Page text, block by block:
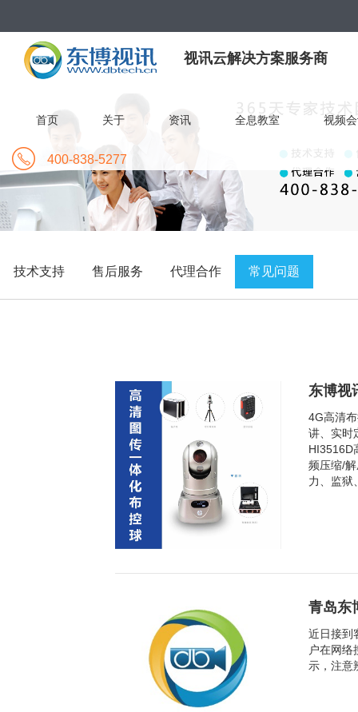
视讯云解决方案服务商
首页 关于 资讯 全息教室 视频
400-838-5277
技术支持 售后服务 代理合作 常见问题
东博视
4G高清
讲、实时
HI3516D
频压缩/
力、监狱
青岛东
近日接到
户在网
示，注意